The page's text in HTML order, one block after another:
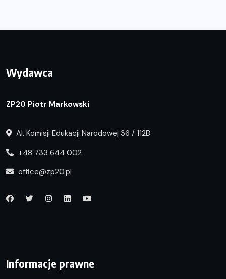
Wydawca
ZP20 Piotr Markowski
Al. Komisji Edukacji Narodowej 36 / 112B
+48 733 644 002
office@zp20.pl
Informacje prawne